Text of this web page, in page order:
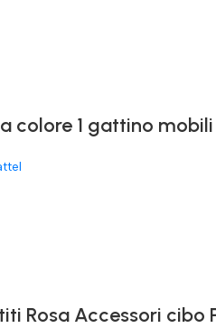
1 gattino mobili
Rosa Accessori cibo